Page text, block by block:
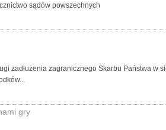
sądów powszechnych
zadłużenia zagranicznego Skarbu Państwa
gry